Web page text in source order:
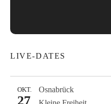
LIVE-DATES
Osnabrück
OKT.
27